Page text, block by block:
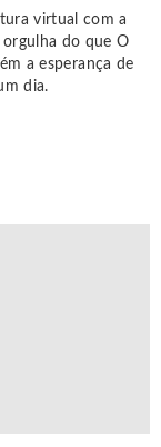
virtual com a
orgulha do que O
a esperança de
dia.